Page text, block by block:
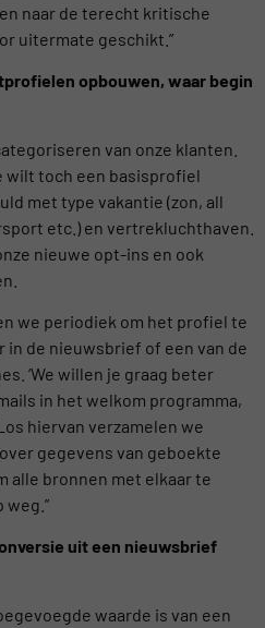
naar de terecht kritische
uitermate geschikt.”
opbouwen, waar begin
van onze klanten.
wilt toch een basisprofiel
met type vakantie (zon, all
etc.) en vertrekluchthaven.
nieuwe opt-ins en ook
we periodiek om het profiel te
in de nieuwsbrief of een van de
‘We willen je graag beter
in het welkom programma,
hiervan verzamelen we
gegevens van geboekte
alle bronnen met elkaar te
weg.”
uit een nieuwsbrief
waarde is van een